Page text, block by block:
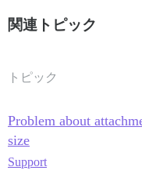
関連トピック
トピック
Problem about
size
Support